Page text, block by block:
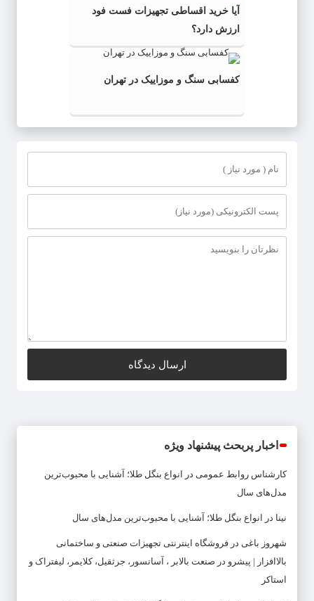
آیا خرید اقساطی تجهیزات فست فود
ارزش دارد؟
کفسابی سنگ و موزاییک در تهران
اخبار پربحث پیشنهاد ویژه
کارشناس روابط عمومی در
انواع بنگل طلا؛ آشنایی با محبوب‌ترین
مدل‌های سال
نینا در انواع بنگل طلا؛ آشنایی با محبوب‌ترین مدل‌های سال
شهروز باغی در فروشگاه اینترنتی تجهیزات صنعتی و ساختمانی
بالاافزار | پیشرو در صنعت بالابر ، آسانسور، جرثقیل، کلایمر، لیفتراک و
استاکر